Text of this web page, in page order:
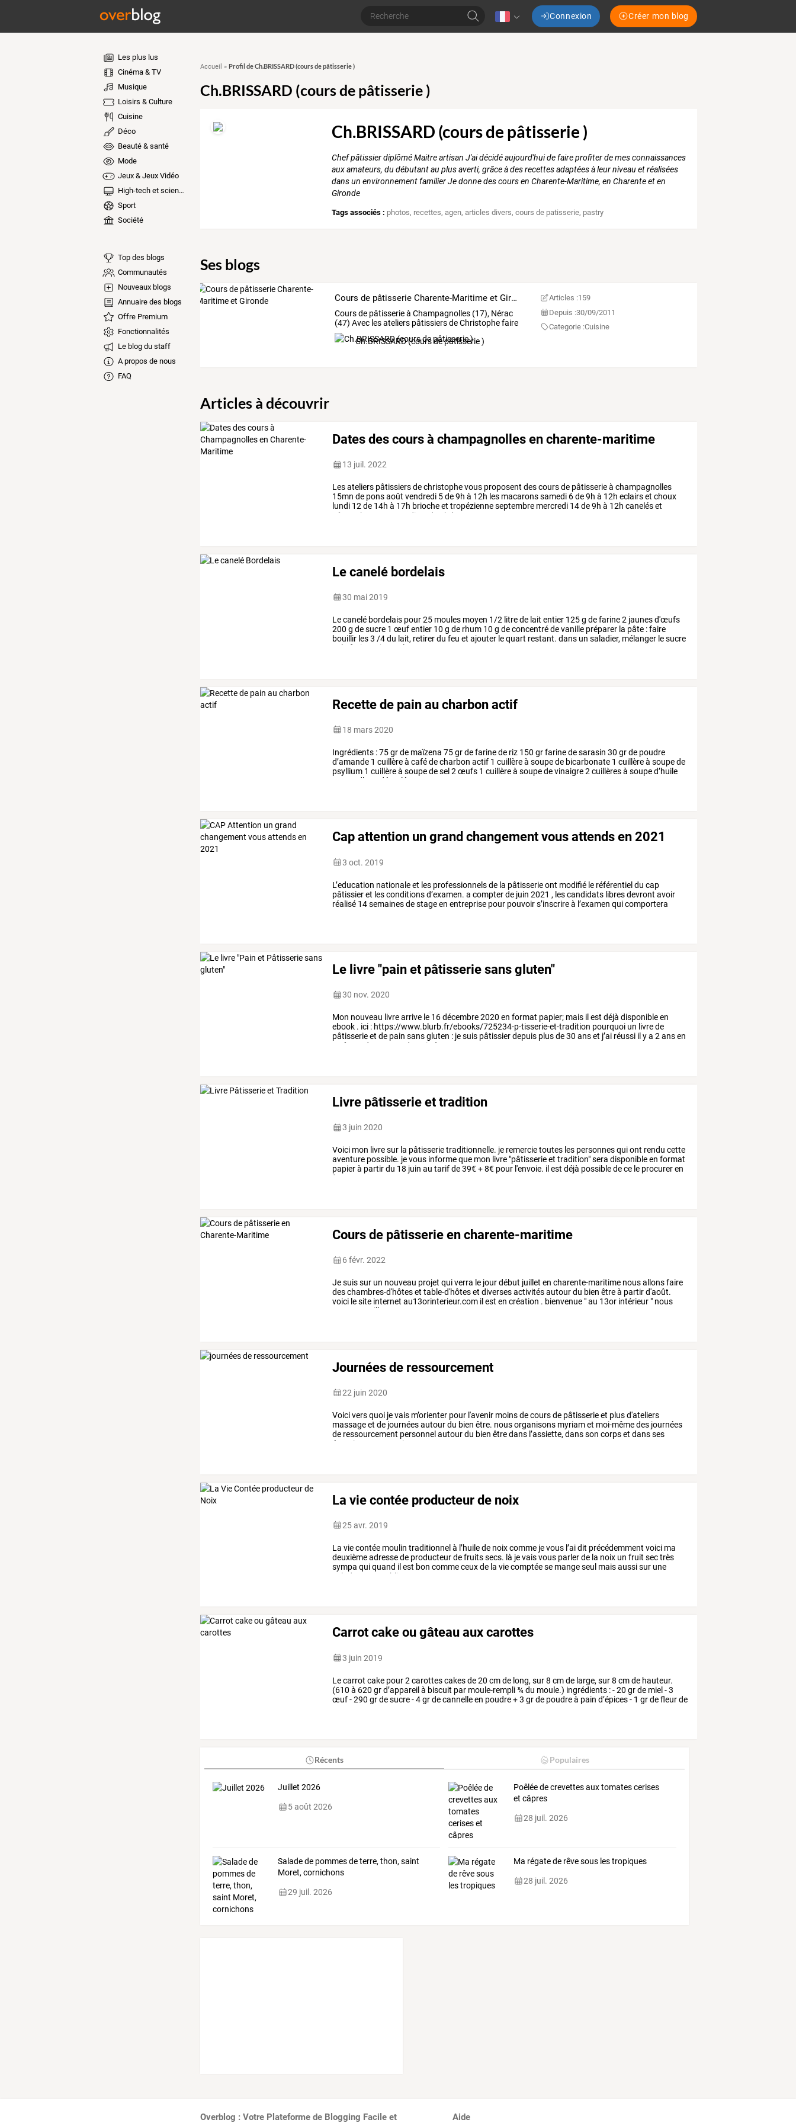
Connexion Créer mon blog
Les plus lus
Cinéma & TV
Musique
Loisirs & Culture
Cuisine
Déco
Beauté & santé
Mode
Jeux & Jeux Vidéo
High-tech et sciences
Sport
Société
Top des blogs
Communautés
Nouveaux blogs
Annuaire des blogs
Offre Premium
Fonctionnalités
Le blog du staff
A propos de nous
FAQ
Accueil » Profil de Ch.BRISSARD (cours de pâtisserie )
Ch.BRISSARD (cours de pâtisserie )
Ch.BRISSARD (cours de pâtisserie )
Chef pâtissier diplômé Maitre artisan J'ai décidé aujourd'hui de faire profiter de mes connaissances
aux amateurs, du débutant au plus averti, grâce à des recettes adaptées à leur niveau et réalisées
dans un environnement familier Je donne des cours en Charente-Maritime, en Charente et en
Gironde
Tags associés : photos, recettes,agen,articles divers,cours de patisserie, pastry
Ses blogs
Cours de pâtisserie Charente-Maritime et Gironde
Coursdepâtisserieà Champagnolles(17),Nérac
(47) AveclesatelierspâtissiersdeChristophefaire
dela
Ch.BRISSARD (cours de pâtisserie )
Articles :159
Depuis :30/09/2011
Categorie :Cuisine
Articles à découvrir
Dates des cours à champagnolles en charente-maritime
13 juil. 2022
Lesateliers pâtissiersdechristophevous proposent descoursde pâtisserieà champagnolles
15mn de ponsaoût vendredi 5de9h à 12h les macaronssamedi 6de9h à 12h eclairset choux
lundi 12 de 14h à 17h briocheet tropézienneseptembre mercredi 14de9h à 12h caneléset
gâteau
basque samedi de 9h à
Le canelé bordelais
30 mai 2019
Lecanelé bordelais pour25 moules moyen 1/2 litrede lait entier 125g defarine2 jaunesd'œufs
200 g desucre 1 œufentier 10 g de rhum 10 g deconcentrédevanille préparer la pâte :faire
bouillir les3 /4du lait, retirerdu feu et ajouter lequart restant. dans un saladier, mélanger lesucre
la farine. ajouter les
Recette de pain au charbon actif
18 mars 2020
Ingrédients :75grde maïzena 75grdefarinede riz 150 grfarinedesarasin 30 grde poudre
d’amande 1 cuillèreà cafédecharbon actif 1 cuillèreà soupede bicarbonate 1 cuillèreà soupede
psyllium 1 cuillèreà soupedesel 2 œufs 1 cuillèreà soupedevinaigre2 cuillèresà souped’huile
d’eau déroulé
Cap attention un grand changement vous attends en 2021
3 oct. 2019
L’education nationaleet les professionnelsde la pâtisserieont modifié le référentiel du cap
pâtissieret lesconditionsd’examen. a compterde juin 2021 , lescandidats libresdevront avoir
réalisé 14semainesdestageen entreprise pour pouvoirs’inscrireà l’examen quicomportera
Le livre "pain et pâtisserie sans gluten"
30 nov. 2020
Mon nouveau livrearrive le 16décembre2020 en format papier; mais il est déjà disponibleen
ebook . ici : https://www.blurb.fr/ebooks/725234-p-tisserie-et-tradition pourquoi un livrede
pâtisserieet de pain sansgluten : jesuis pâtissierdepuis plusde30 anset j’ai réussi il ya 2ansen
arrêtant
de du pain à
Livre pâtisserie et tradition
3 juin 2020
Voici mon livresur la pâtisserietraditionnelle. je remercietoutes les personnesquiont rendu cette
aventure possible. jevous informeque mon livre "pâtisserieet tradition"sera disponibleen format
papierà partirdu 18 juin au tarifde39€+8€ pour l'envoie. il est déjà possibledece le procureren
format
Cours de pâtisserie en charente-maritime
6 févr. 2022
Jesuissur un nouveau projet quiverra le jourdébut juillet en charente-maritime nousallonsfaire
deschambres-d'hôteset table-d'hôteset diversesactivitésautourdu bien êtreà partird'août.
voici lesite internet au13orinterieur.com il est en création . bienvenue "au 13or intérieur " nous
accueillons
Journées de ressourcement
22 juin 2020
Voiciversquoi jevais m’orienter pour l'avenir moinsdecoursde pâtisserieet plusd'ateliers
massageet de journéesautourdu bien être. nousorganisons myriamet moi-mêmedes journées
de ressourcement personnel autourdu bien êtredans l’assiette, dansson corpset dansses
énergies
connexion
La vie contée producteur de noix
25 avr. 2019
La viecontée moulin traditionnel à l’huilede noixcomme jevous l’aidit précédemment voici ma
deuxièmeadressede producteurdefruitssecs. là jevaisvous parlerde la noix un fruit sectrès
sympa quiquand il est bon commeceuxde la viecomptéese mangeseul maisaussisur une
salade
sublime
Carrot cake ou gâteau aux carottes
3 juin 2019
Lecarrot cake pour2 carottescakesde20 cmde long, sur8 cmde large, sur8 cmde hauteur.
(610 à 620 grd’appareilà biscuit par moule-rempli ¾du moule.) ingrédients :-20 grde miel-3
œuf-290 grdesucre-4grdecannelleen poudre+3 grde poudreà pain d’épices- 1 grdefleurde
Récents Populaires
Juillet 2026
5 août 2026
Poêlée de crevettes aux tomates cerises
et câpres
28 juil. 2026
Salade de pommes de terre, thon, saint
Moret, cornichons
29 juil. 2026
Ma régate de rêve sous les tropiques
28 juil. 2026
Overblog : Votre Plateforme de Blogging Facile et Aide